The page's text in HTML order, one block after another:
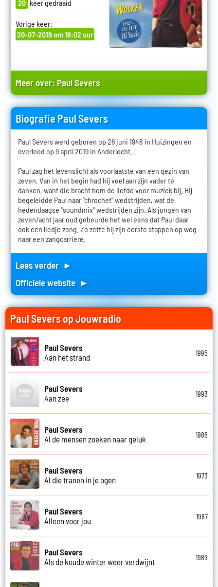
20 keer gedraaid
Vorige keer:
20-07-2019 om 18:02 uur
Meer over: Paul Severs
Biografie Paul Severs
Paul Severs werd geboren op 26 juni 1948 in Huizingen en
overleed op 9 april 2019 in Anderlecht.
Paul zag het levenslicht als voorlaatste van een gezin van
zeven. Van in het begin had hij veel aan zijn vader te
danken, want die bracht hem de liefde voor muziek bij. Hij
begeleidde Paul naar "chrochet" wedstrijden, wat de
hedendaagse "soundmix" wedstrijden zijn. Als jongen van
zeven/acht jaar oud gebeurde het wel eens dat Paul daar
ook een liedje zong. Zo zette hij zijn eerste stappen op weg
naar een zangcarrière.
Lees verder ►
Officiele website ►
Paul Severs op Jouwradio
Paul Severs
Aan het strand
1995
Paul Severs
Aan zee
1993
Paul Severs
Al de mensen zoeken naar geluk
1986
Paul Severs
Al die tranen in je ogen
1973
Paul Severs
Alleen voor jou
1987
Paul Severs
Als de koude winter weer verdwijnt
1989